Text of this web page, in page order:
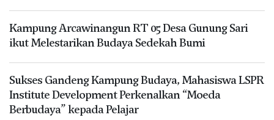
Kampung Arcawinangun RT 05 Desa Gunung Sari
ikut Melestarikan Budaya Sedekah Bumi
Sukses Gandeng Kampung Budaya, Mahasiswa LSPR
Institute Development Perkenalkan “Moeda
Berbudaya” kepada Pelajar